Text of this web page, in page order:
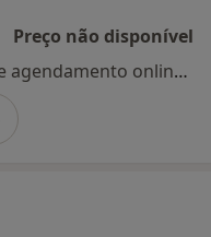
Preço não disponível
Esse especialista não oferece agendamento online para esse endereço.